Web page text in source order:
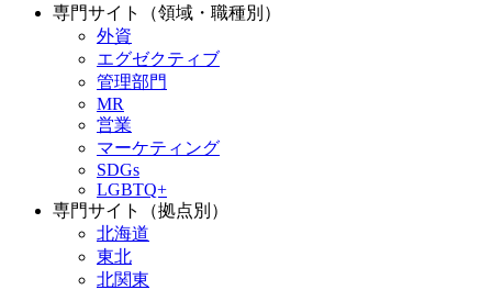
専門サイト（領域・職種別）
外資
エグゼクティブ
管理部門
MR
営業
マーケティング
SDGs
LGBTQ+
専門サイト（拠点別）
北海道
東北
北関東